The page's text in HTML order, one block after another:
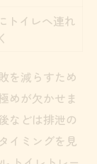
トイレへ連れ
を減らすため
めが欠かせま
などは排泄の
イミングを見